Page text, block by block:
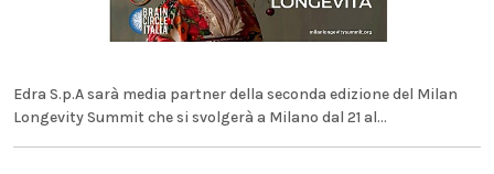
Edra S.p.A sarà media partner della seconda edizione del Milan
Longevity Summit che si svolgerà a Milano dal 21 al...